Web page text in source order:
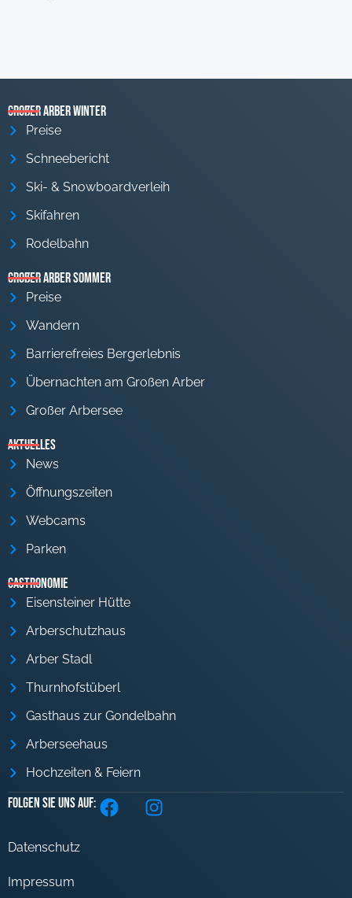
Großer Arber Winter
Preise
Schneebericht
Ski- & Snowboardverleih
Skifahren
Rodelbahn
Großer Arber Sommer
Preise
Wandern
Barrierefreies Bergerlebnis
Übernachten am Großen Arber
Großer Arbersee
Aktuelles
News
Öffnungszeiten
Webcams
Parken
Gastronomie
Eisensteiner Hütte
Arberschutzhaus
Arber Stadl
Thurnhofstüberl
Gasthaus zur Gondelbahn
Arberseehaus
Hochzeiten & Feiern
Folgen Sie uns auf:
Datenschutz
Impressum